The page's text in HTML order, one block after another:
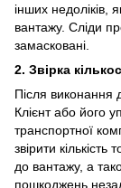
інших недоліків,
вантажу. Сліди
замасковані.
2. Звірка
Після виконання
Клієнт або його
транспортної
звірити
до вантажу, а
пошкоджень